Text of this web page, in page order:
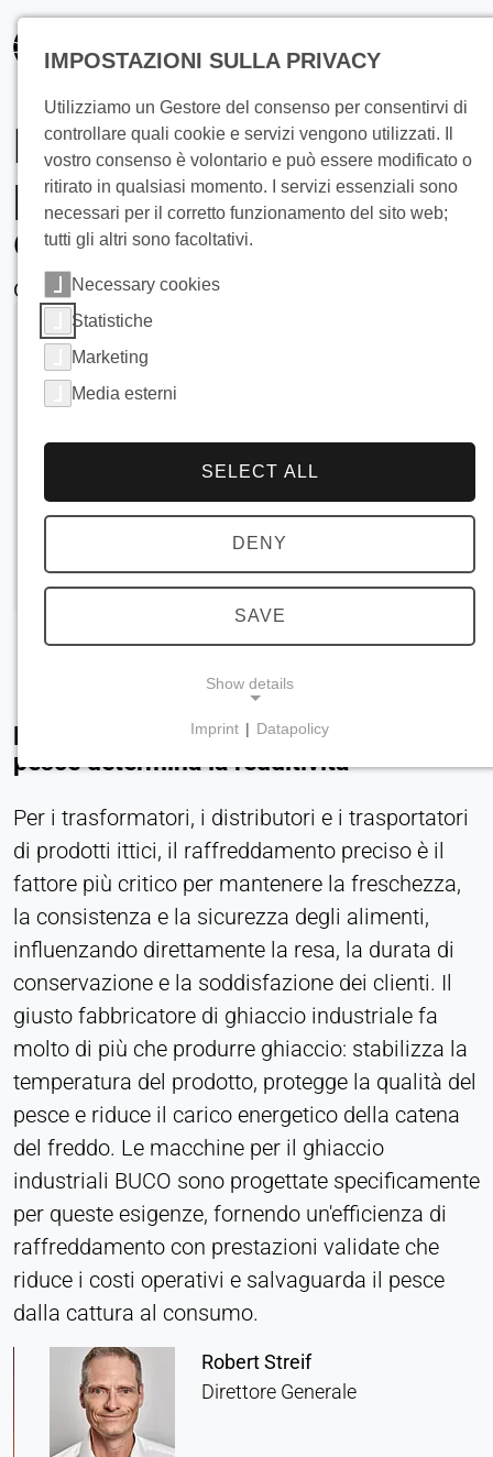
principale
Raffreddamento del
pesce ad alta
efficienza
con i fabbricatori di ghiaccio industriali
Perché un raffreddamento efficiente del
pesce determina la redditività
Per i trasformatori, i distributori e i trasportatori
di prodotti ittici, il raffreddamento preciso è il
fattore più critico per mantenere la freschezza,
la consistenza e la sicurezza degli alimenti,
influenzando direttamente la resa, la durata di
conservazione e la soddisfazione dei clienti. Il
giusto fabbricatore di ghiaccio industriale fa
molto di più che produrre ghiaccio: stabilizza la
temperatura del prodotto, protegge la qualità del
pesce e riduce il carico energetico della catena
del freddo. Le macchine per il ghiaccio
industriali BUCO sono progettate specificamente
per queste esigenze, fornendo un'efficienza di
raffreddamento con prestazioni validate che
riduce i costi operativi e salvaguarda il pesce
dalla cattura al consumo.
Robert Streif
Direttore Generale
IMPOSTAZIONI SULLA PRIVACY
Utilizziamo un Gestore del consenso per consentirvi di
controllare quali cookie e servizi vengono utilizzati. Il
vostro consenso è volontario e può essere modificato o
ritirato in qualsiasi momento. I servizi essenziali sono
necessari per il corretto funzionamento del sito web;
tutti gli altri sono facoltativi.
Necessary cookies
Statistiche
Marketing
Media esterni
SELECT ALL
DENY
SAVE
Show details
web, come la navigazione e il salvataggio delle
preferenze sulla privacy. Questi cookie non
possono essere disattivati.
cookie_consenso
Name:
consenso
Provider:
Heat Transfer Technology
Purpose:
Memorizza le impostazioni sulla privacy
Cookie duration:
1 anno
STATISTICHE
Utilizzate per capire come viene utilizzato il sito
web e per migliorare le prestazioni e l'usabilità. I
dati vengono elaborati in forma anonima.
Matomo
Provider:
Imprint | Datapolicy